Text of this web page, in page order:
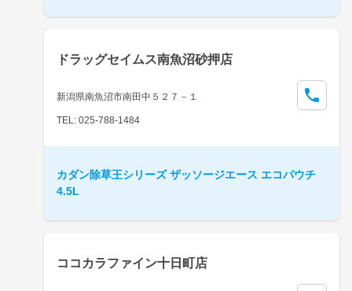
ドラッグセイムス南魚沼砂押店
新潟県南魚沼市南田中５２７－１
TEL: 025-788-1484
カダン除草王シリーズ ザッソージエース エコパウチ
4.5L
ココカラファイン十日町店